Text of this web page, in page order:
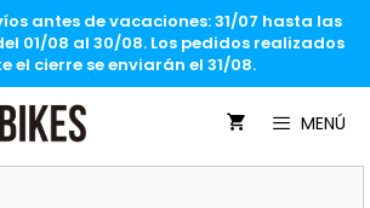
antes de vacaciones: 31/07 hasta las
01/08 al 30/08. Los pedidos realizados
el cierre se enviarán el 31/08.
MENÚ